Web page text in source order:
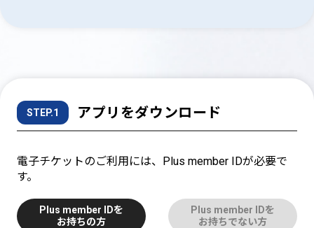
STEP.1 アプリをダウンロード
電子チケットのご利用には、Plus member IDが必要で
す。
Plus member IDを
お持ちの方
Plus member IDを
お持ちでない方